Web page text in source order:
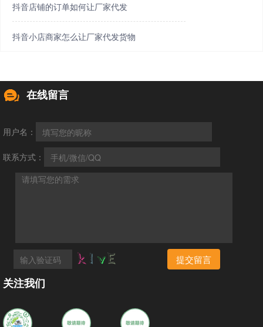
抖音店铺的订单如何让厂家代发
抖音小店商家怎么让厂家代发货物
在线留言
用户名：
联系方式：
提交留言
关注我们